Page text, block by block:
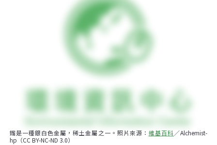
鎦是一種銀白色金屬，稀土金屬之一。照片來源： 維基百科／Alchemist-
hp（CC BY-NC-ND 3.0）